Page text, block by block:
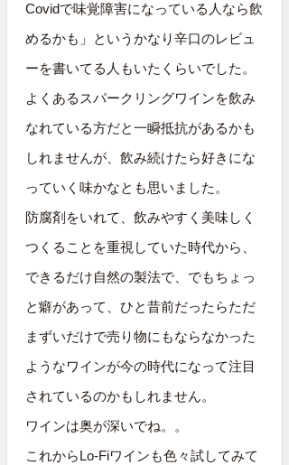
Covidで味覚障害になっている人なら飲
めるかも」というかなり辛口のレビュ
ーを書いてる人もいたくらいでした。
よくあるスパークリングワインを飲み
なれている方だと一瞬抵抗があるかも
しれませんが、飲み続けたら好きにな
っていく味かなとも思いました。
防腐剤をいれて、飲みやすく美味しく
つくることを重視していた時代から、
できるだけ自然の製法で、でもちょっ
と癖があって、ひと昔前だったらただ
まずいだけで売り物にもならなかった
ようなワインが今の時代になって注目
されているのかもしれません。
ワインは奥が深いでね。。
これからLo-Fiワインも色々試してみて